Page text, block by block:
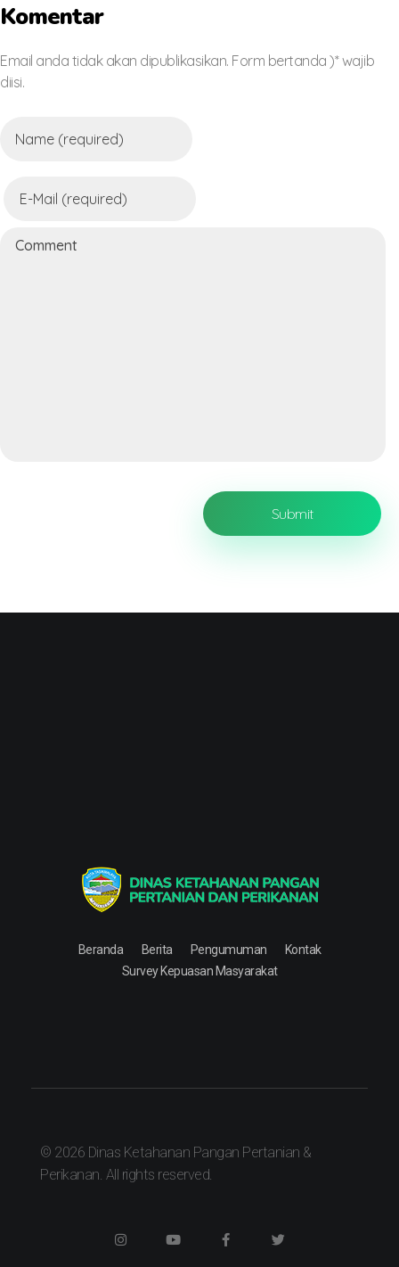
Komentar
Email anda tidak akan dipublikasikan. Form bertanda )* wajib
diisi.
Beranda Berita Pengumuman
Kontak
Survey Kepuasan Masyarakat
© 2026 Dinas Ketahanan Pangan Pertanian &
Perikanan. All rights reserved.